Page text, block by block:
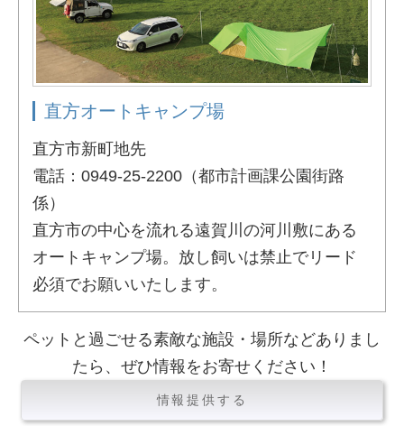
直方オートキャンプ場
直方市新町地先
電話：0949-25-2200（都市計画課公園街路
係）
直方市の中心を流れる遠賀川の河川敷にある
オートキャンプ場。放し飼いは禁止でリード
必須でお願いいたします。
ペットと過ごせる素敵な施設・場所などありまし
たら、ぜひ情報をお寄せください！
情報提供する